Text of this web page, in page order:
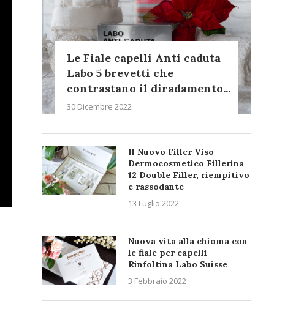
Le Fiale capelli Anti caduta
Labo 5 brevetti che
contrastano il diradamento...
30 Dicembre 2022
Il Nuovo Filler Viso
Dermocosmetico Fillerina
12 Double Filler, riempitivo
e rassodante
13 Luglio 2022
Nuova vita alla chioma con
le fiale per capelli
Rinfoltina Labo Suisse
3 Febbraio 2022